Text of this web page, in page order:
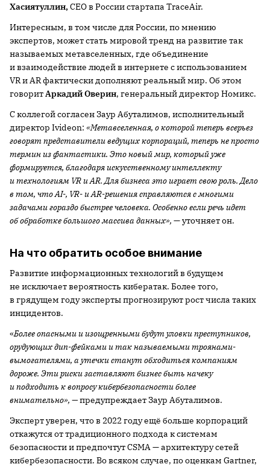
Хасиятуллин, CEO в России стартапа TraceAir.
Интересным, в том числе для России, по мнению
экспертов, может стать мировой тренд на развитие так
называемых метавселенных, где объединение
и взаимодействие людей в интернете с использованием
VR и AR фактически дополняют реальный мир. Об этом
говорит Аркадий Оверин, генеральный директор Номикс.
С коллегой согласен Заур Абуталимов, исполнительный
директор Ivideon: «Метавселенная, о которой теперь всерьез
говорят представители ведущих корпораций, теперь не просто
термин из фантастики. Это новый мир, который уже
формируется, благодаря искусственному интеллекту
и технологиям VR и AR. Для бизнеса это играет свою роль. Дело
в том, что AI-, VR- и AR-решения справляютсяс многими
задачами гораздо быстрее человека. Особенно если речь идет
об обработке большого массива данных», — уточняет он.
На что обратить особое внимание
Развитие информационных технологий в будущем
не исключает вероятность кибератак. Более того,
в грядущем году эксперты прогнозируют рост числа таких
инцидентов.
«Более опасными и изощренными будут уловки преступников,
орудующих дип-фейками и так называемыми троянами-
вымогателями, а утечки станут обходиться компаниям
дороже. Эти риски заставляют бизнес быть начеку
и подходить к вопросу кибербезопасности более
внимательно», —предупреждает Заур Абуталимов.
Эксперт уверен, что в 2022 году ещё больше корпораций
откажутся от традиционного подхода к системам
безопасности и предпочтут CSMA — архитектуру сетей
кибербезопасности. Во всяком случае, по оценкам Gartner,